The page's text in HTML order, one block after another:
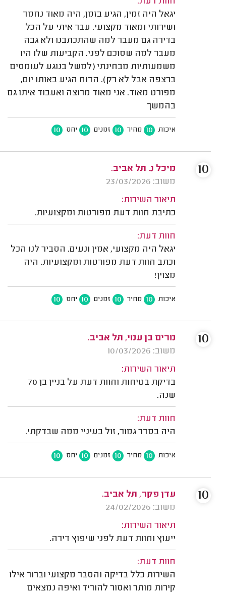
יגאל היה זמין, הגיע בזמן, היה מאוד נחמד
ושירותי ומאוד מקצועי. עבר איתי על הכל
בדירה גם מעבר למה שהתכתבנו ולא גבה
מעבר למה שסוכם לפני. הקביעות שלו היו
משמעותיות מבחינתי (למשל בנוגע לעומסים
ברצפה אבל לא רק). הדוח הגיע באותו יום,
מפורט מאוד. אני מאוד מרוצה ואעבוד איתו גם
בהמשך
איכות 10 מחיר 10 זמנים 10 יחס 10
מיכל נ. תל אביב.
משוב: 23/03/2026
תיאור השירות:
כתיבת חוות דעת מפורטות ומקצועיות.
חוות דעת:
יגאל היה מקצועי, אמין ונעים. הסביר לנו הכל
וכתב חוות דעת מפורטות ומקצועיות. היה
מצוין!
איכות 10 מחיר 10 זמנים 10 יחס 10
10
מרים בן עמי, תל אביב.
משוב: 10/03/2026
תיאור השירות:
בדיקת בטיחות וחוות דעת על בניין בן 70
שנה.
חוות דעת:
היה בסדר גמור, זול בעיניי ממה שבדקתי.
איכות 10 מחיר 10 זמנים 10 יחס 10
10
עדן פקר, תל אביב.
משוב: 24/02/2026
תיאור השירות:
ייעוץ וחוות דעת לפני שיפוץ דירה.
חוות דעת:
השירות כלל בדיקה והסבר מקצועי וברור אילו
קירות מותר ואסור להוריד ואיפה נמצאים
10